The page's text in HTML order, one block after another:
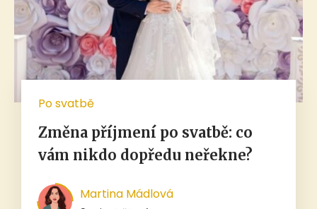
Po svatbě
Změna příjmení po svatbě: co
vám nikdo dopředu neřekne?
Martina Mádlová